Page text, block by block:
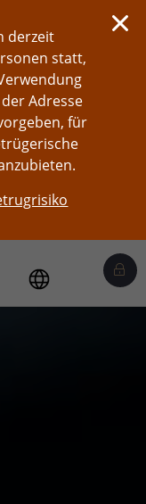
derzeit
statt,
Adresse
für